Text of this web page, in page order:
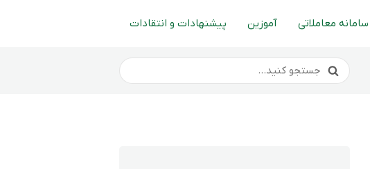
سامانه معاملاتی آموزین پیشنهادات و انتقادات